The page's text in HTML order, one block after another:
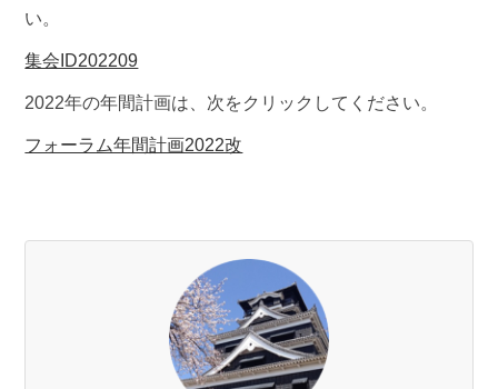
い。
集会ID202209
2022年の年間計画は、次をクリックしてください。
フォーラム年間計画2022改